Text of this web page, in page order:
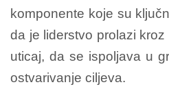
komponente koje su
da je liderstvo prolazi
uticaj, da se ispoljava u
ostvarivanje ciljeva.